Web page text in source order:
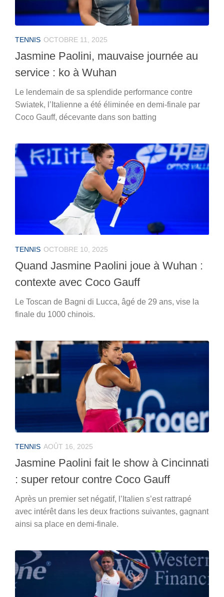
TENNIS OCTOBRE 11, 2025
Jasmine Paolini, mauvaise journée au
service : ko à Wuhan
Le lendemain de sa splendide performance contre
Swiatek, l’Italienne a été éliminée en demi-finale par
Coco Gauff, décevante dans son batting
TENNIS OCTOBRE 10, 2025
Quand Jasmine Paolini joue à Wuhan :
contexte avec Coco Gauff
Le Toscan de Bagni di Lucca, âgé de 29 ans, vise la
finale du 1000 chinois.
TENNIS AOÛT 16, 2025
Jasmine Paolini fait le show à Cincinnati
: super retour contre Coco Gauff
Après un premier set négatif, l’Italien s’est rattrapé
avec intérêt dans les deux fractions suivantes, gagnant
ainsi sa place en demi-finale.